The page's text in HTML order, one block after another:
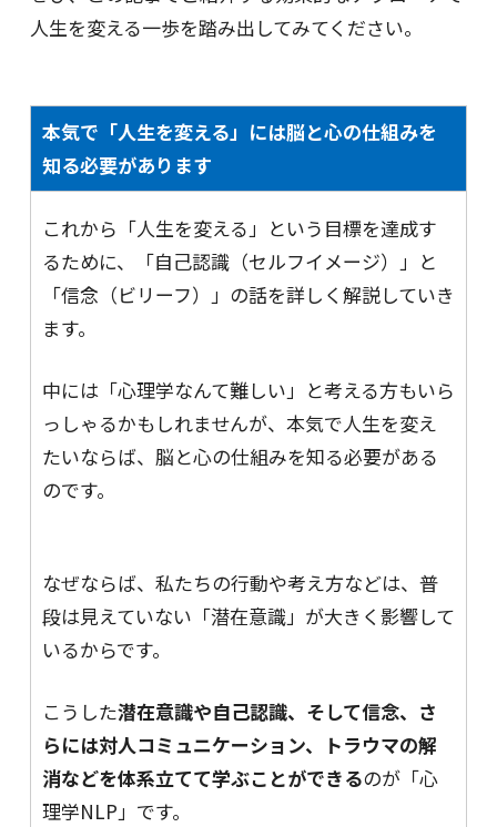
人生を変える一歩を踏み出してみてください。
本気で「人生を変える」には脳と心の仕組みを
知る必要があります
これから「人生を変える」という目標を達成す
るために、「自己認識（セルフイメージ）」と
「信念（ビリーフ）」の話を詳しく解説していき
ます。
中には「心理学なんて難しい」と考える方もいら
っしゃるかもしれませんが、本気で人生を変え
たいならば、脳と心の仕組みを知る必要がある
のです。
なぜならば、私たちの行動や考え方などは、普
段は見えていない「潜在意識」が大きく影響して
いるからです。
こうした潜在意識や自己認識、そして信念、さ
らには対人コミュニケーション、トラウマの解
消などを体系立てて学ぶことができるのが「心
理学NLP」です。